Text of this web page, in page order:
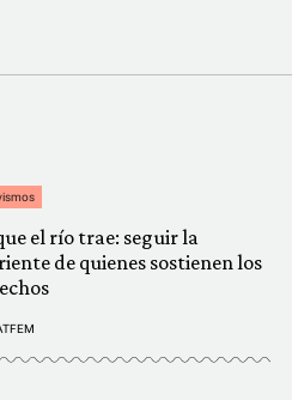
el río trae: seguir la
de quienes sostienen los